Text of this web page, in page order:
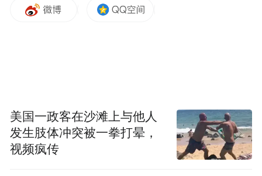
增长4.7%。
按照这个趋势，青岛赶超天津的可能性大
增。
美国一政客在沙滩上与他人
发生肢体冲突被一拳打晕，
视频疯传